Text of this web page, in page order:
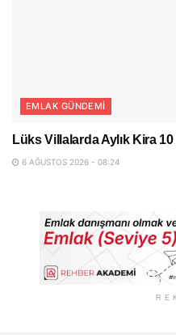
EMLAK GÜNDEMI
Lüks Villalarda Aylık Kira
6 AĞUSTOS 2026 - 08:24